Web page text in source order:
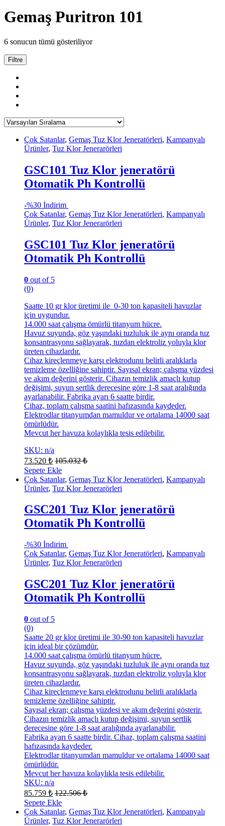
Gemaş Puritron 101
6 sonucun tümü gösteriliyor
Filtre
Çok Satanlar, Gemaş Tuz Klor Jeneratörleri, Kampanyalı
Ürünler, Tuz Klor Jenerarörleri
GSC101 Tuz Klor jeneratörü
Otomatik Ph Kontrollü
-%30 İndirim
Çok Satanlar, Gemaş Tuz Klor Jeneratörleri, Kampanyalı
Ürünler, Tuz Klor Jenerarörleri
GSC101 Tuz Klor jeneratörü
Otomatik Ph Kontrollü
0 out of 5
(0)
Saatte 10 gr klor üretimi ile 0-30 ton kapasiteli havuzlar
için uygundur.
14.000 saat çalışma ömürlü titanyum hücre.
Havuz suyunda, göz yaşındaki tuzluluk ile aynı oranda tuz
konsantrasyonu sağlayarak, tuzdan elektroliz yoluyla klor
üreten cihazlardır.
Cihaz kireçlenmeye karşı elektrodunu belirli aralıklarla
temizleme özelliğine sahiptir. Sayısal ekran; çalışma yüzdesi
ve akım değerini gösterir. Cihazın temizlik amaçlı kutup
değişimi, suyun sertlik derecesine göre 1-8 saat aralığında
ayarlanabilir. Fabrika ayarı 6 saatte birdir.
Cihaz, toplam çalışma saatini hafızasında kaydeder.
Elektrodlar titanyumdan mamuldur ve ortalama 14000 saat
ömürlüdür.
Mevcut her havuza kolaylıkla tesis edilebilir.
SKU: n/a
73.520 ₺ 105.032₺
Sepete Ekle
Çok Satanlar, Gemaş Tuz Klor Jeneratörleri, Kampanyalı
Ürünler, Tuz Klor Jenerarörleri
GSC201 Tuz Klor jeneratörü
Otomatik Ph Kontrollü
-%30 İndirim
Çok Satanlar, Gemaş Tuz Klor Jeneratörleri, Kampanyalı
Ürünler, Tuz Klor Jenerarörleri
GSC201 Tuz Klor jeneratörü
Otomatik Ph Kontrollü
0 out of 5
(0)
Saatte 20 gr klor üretimi ile 30-90 ton kapasiteli havuzlar
için ideal bir çözümdür.
14.000 saat çalışma ömürlü titanyum hücre.
Havuz suyunda, göz yaşındaki tuzluluk ile aynı oranda tuz
konsantrasyonu sağlayarak, tuzdan elektroliz yoluyla klor
üreten cihazlardır.
Cihaz kireçlenmeye karşı elektrodunu belirli aralıklarla
temizleme özelliğine sahiptir.
Sayısal ekran; çalışma yüzdesi ve akım değerini gösterir.
Cihazın temizlik amaçlı kutup değişimi, suyun sertlik
derecesine göre 1-8 saat aralığında ayarlanabilir.
Fabrika ayarı 6 saatte birdir. Cihaz, toplam çalışma saatini
hafızasında kaydeder.
Elektrodlar titanyumdan mamuldur ve ortalama 14000 saat
ömürlüdür.
Mevcut her havuza kolaylıkla tesis edilebilir.
SKU: n/a
85.759 ₺ 122.506₺
Sepete Ekle
Çok Satanlar, Gemaş Tuz Klor Jeneratörleri, Kampanyalı
Ürünler, Tuz Klor Jenerarörleri